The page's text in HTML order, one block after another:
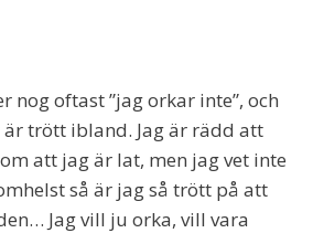
nog oftast ”jag orkar inte”, och
trött ibland. Jag är rädd att
att jag är lat, men jag vet inte
så är jag så trött på att
Jag vill ju orka, vill vara